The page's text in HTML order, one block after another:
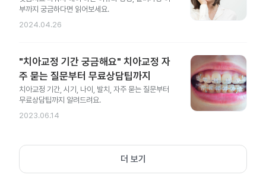
부까지 궁금하다면 읽어보세요.
2024.04.26
"치아교정 기간 궁금해요" 치아교정 자
주 묻는 질문부터 무료상담팁까지
치아교정 기간, 시기, 나이, 발치, 자주 묻는 질문부터
무료상담팁까지 알려드려요.
2023.06.14
더 보기